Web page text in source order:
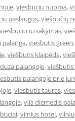
,viesbuciu nuoma,
paslaugos,viešbučių
viesbuciu uzsakymas,
palanga,viesbutis green,
,viešbutis klaipėda,
palangoje,
palangoje prie
,viesbutis tauras,
,vila diemedis
,vilnius hotel,